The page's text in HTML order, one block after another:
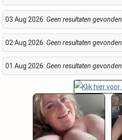
03 Aug 2026: Geen resultaten gevonden
02 Aug 2026: Geen resultaten gevonden
01 Aug 2026: Geen resultaten gevonden